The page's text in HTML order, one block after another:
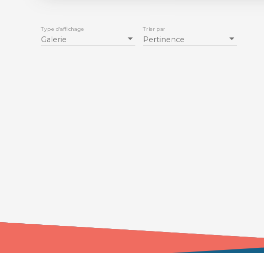
Galerie
Type d'affichage
Pertinence
Trier par